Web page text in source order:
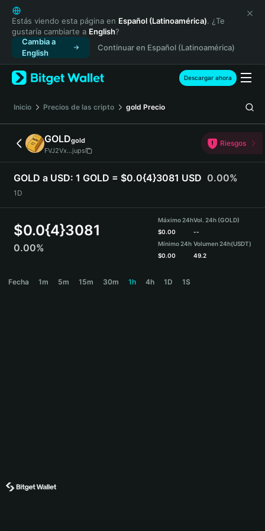
English
日本語
Tiếng Việt
Русский
Español (Latinoamérica)
Türkçe
Français
Deutsch
简体中文
繁體中文
Português (Portugal)
Bahasa Indonesia
ภาษาไทย
हिन्दी
Español
Português (Brasil)
Estás viendo esta página en Español (Latinoamérica). ¿Te
gustaría cambiarte a English?
Cambia a
English
Continuar en Español (Latinoamérica)
Descargar ahora
Inicio Precios de las cripto gold Precio
GOLDgold
FVJ2Vx...jups
Riesgos
GOLD a USD: 1 GOLD = $0.0{4}3081 USD 0.00%
1D
$0.0{4}3081
0.00%
Máximo 24h
$0.00
Mínimo 24h
$0.00
Vol. 24h (GOLD)
--
Volumen 24h(USDT)
49.2
Fecha 1m 5m 15m 30m 1h 4h 1D 1S